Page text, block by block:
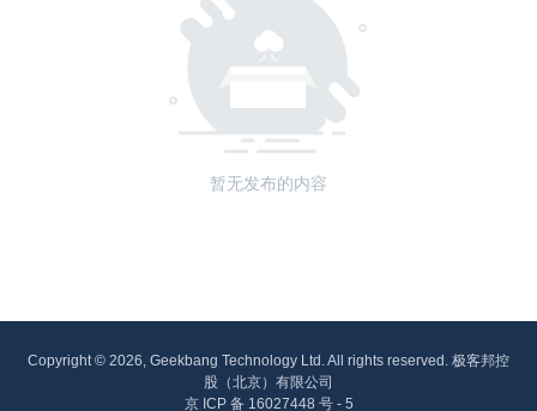
暂无发布的内容
Copyright © 2026, Geekbang Technology Ltd. All rights reserved. 极客邦控
股（北京）有限公司
京 ICP 备 16027448 号 - 5